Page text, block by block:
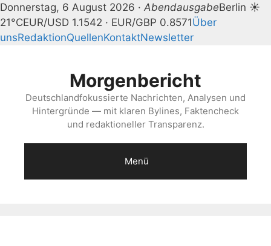
Donnerstag, 6 August 2026 · AbendausgabeBerlin ☀
21°CEUR/USD 1.1542 · EUR/GBP 0.8571Über
unsRedaktionQuellenKontaktNewsletter
Morgenbericht
Deutschlandfokussierte Nachrichten, Analysen und
Hintergründe — mit klaren Bylines, Faktencheck
und redaktioneller Transparenz.
Menü